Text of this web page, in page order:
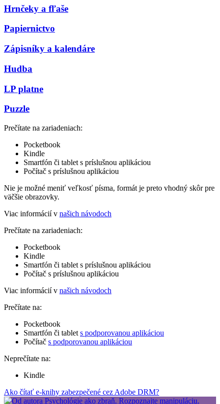
Hrnčeky a fľaše
Papiernictvo
Zápisníky a kalendáre
Hudba
LP platne
Puzzle
Prečítate na zariadeniach:
Pocketbook
Kindle
Smartfón či tablet s príslušnou aplikáciou
Počítač s príslušnou aplikáciou
Nie je možné meniť veľkosť písma, formát je preto vhodný skôr pre
väčšie obrazovky.
Viac informácií v našich návodoch
Prečítate na zariadeniach:
Pocketbook
Kindle
Smartfón či tablet s príslušnou aplikáciou
Počítač s príslušnou aplikáciou
Viac informácií v našich návodoch
Prečítate na:
Pocketbook
Smartfón či tablet s podporovanou aplikáciou
Počítač s podporovanou aplikáciou
Neprečítate na:
Kindle
Ako čítať e-knihy zabezpečené cez Adobe DRM?